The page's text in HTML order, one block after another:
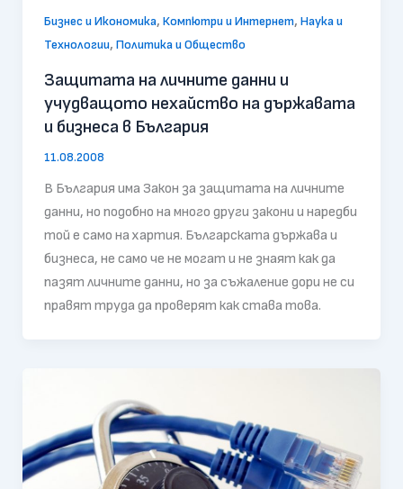
Бизнес и Икономика, Компютри и Интернет, Наука и
Технологии, Политика и Общество
Защитата на личните данни и
учудващото нехайство на държавата
и бизнеса в България
11.08.2008
В България има Закон за защитата на личните
данни, но подобно на много други закони и наредби
той е само на хартия. Българската държава и
бизнеса, не само че не могат и не знаят как да
пазят личните данни, но за съжаление дори не си
правят труда да проверят как става това.